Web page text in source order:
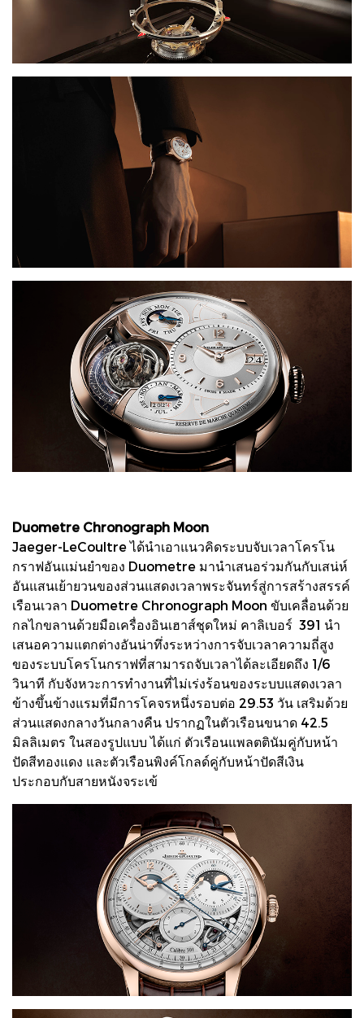
Duometre Chronograph Moon
Jaeger-LeCoultre ได้นำเอาแนวคิดระบบจับเวลาโครโน
กราฟอันแม่นยำของ Duometre มานำเสนอร่วมกันกับเสน่ห์
อันแสนเย้ายวนของส่วนแสดงเวลาพระจันทร์สู่การสร้างสรรค์
เรือนเวลา Duometre Chronograph Moon ขับเคลื่อนด้วย
กลไกขลานด้วยมือเครื่องอินเฮาส์ชุดใหม่ คาลิเบอร์ 391 นำ
เสนอความแตกต่างอันน่าทึ่งระหว่างการจับเวลาความถี่สูง
ของระบบโครโนกราฟที่สามารถจับเวลาได้ละเอียดถึง 1/6
วินาที กับจังหวะการทำงานที่ไม่เร่งร้อนของระบบแสดงเวลา
ข้างขึ้นข้างแรมที่มีการโคจรหนึ่งรอบต่อ 29.53 วัน เสริมด้วย
ส่วนแสดงกลางวันกลางคืน ปรากฏในตัวเรือนขนาด 42.5
มิลลิเมตร ในสองรูปแบบ ได้แก่ ตัวเรือนแพลตตินัมคู่กับหน้า
ปัดสีทองแดง และตัวเรือนพิงค์โกลด์คู่กับหน้าปัดสีเงิน
ประกอบกับสายหนังจระเข้